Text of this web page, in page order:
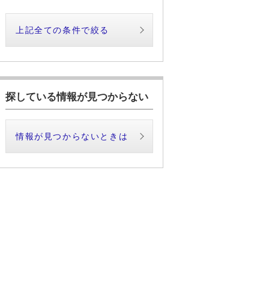
上記全ての条件で絞る
探している情報が見つからない
情報が見つからないときは